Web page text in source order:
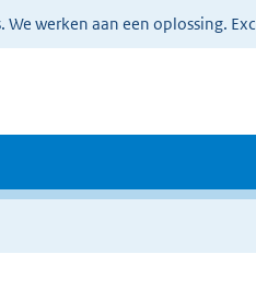
werken aan een oplossing.